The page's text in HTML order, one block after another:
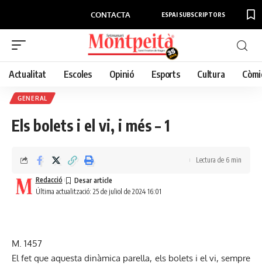
CONTACTA ESPAI SUBSCRIPTORS
Actualitat Escoles Opinió Esports Cultura
GENERAL
Els bolets i el vi, i més – 1
Última actualització: 25 de juliol de 2024 16:01
Redacció
Lectura de 6 min
M. 1457
El fet que aquesta dinàmica parella, els bolets i el vi, sempre